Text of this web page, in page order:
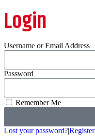
Login
Username or Email Address
Password
Remember Me
Lost your password?|Register